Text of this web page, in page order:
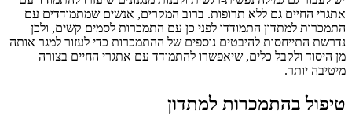
אתגרי החיים גם ללא תרופות. ברוב המקרים, אנשים שמתמודדים עם
התמכרות למתדון התמודדו לפני כן עם התמכרות לסמים קשים, ולכן
נדרשת התייחסות להיבטים נוספים של ההתמכרות כדי לעזור למגר אותה
מן היסוד ולקבל כלים, שיאפשרו להתמודד עם אתגרי החיים בצורה
מיטיבה יותר.
טיפול בהתמכרות למתדון